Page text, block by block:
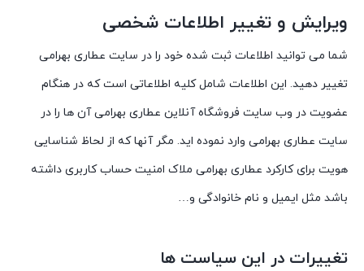
ویرایش و تغییر اطلاعات شخصی
شما می توانید اطلاعات ثبت شده خود را در سایت عطاری بهرامی
تغییر دهید. این اطلاعات شامل کلیه اطلاعاتی است که در هنگام
عضویت در وب سایت فروشگاه آنلاین عطاری بهرامی آن ها را در
سایت عطاری بهرامی وارد نموده اید. مگر آنها که از لحاظ شناسایی
هویت برای کارکرد عطاری بهرامی ملاک امنیت حساب کاربری داشته
باشد مثل ایمیل و نام خانوادگی و…
تغییرات در این سیاست ها